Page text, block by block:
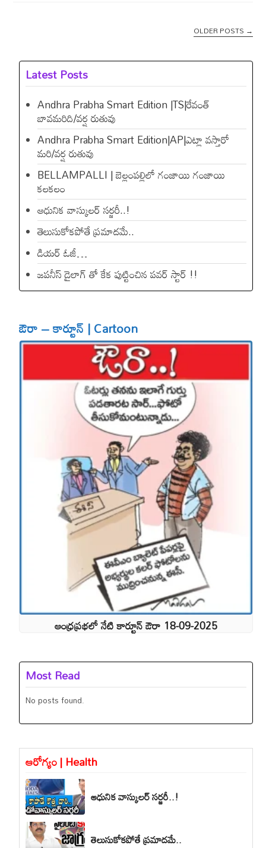
OLDER POSTS →
Latest Posts
Andhra Prabha Smart Edition |TS|రేవంత్​
బావమరిది/వర్ష రుతువు
Andhra Prabha Smart Edition|AP|ఎట్లా వస్తారో
మరి/వర్ష రుతువు
BELLAMPALLI | బెల్లంపల్లిలో గంజాయి గంజాయి
కలకలం
ఆధునిక వాస్కులర్ సర్జరీ..!
తెలుసుకోకపోతే ప్రమాదమే..
డియ‌ర్ ఓజీ…
జపనీస్ డైలాగ్ తో కేక పుట్టించిన ప‌వ‌ర్ స్టార్ !!
ఔరా – కార్టూన్ | Cartoon
ఆంధ్రప్రభలో నేటి కార్టూన్ ఔరా 18-09-2025
Most Read
No posts found.
ఆరోగ్యం | Health
ఆధునిక వాస్కులర్ సర్జరీ..!
తెలుసుకోకపోతే ప్రమాదమే..